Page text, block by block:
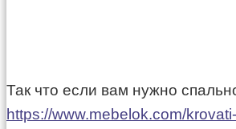
Так что если вам нужно
https://www.mebelok.com/